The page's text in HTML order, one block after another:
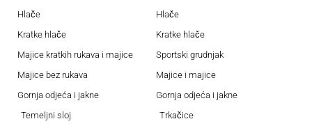
Hlače
Kratke hlače
Majice kratkih rukava i majice
Majice bez rukava
Gornja odjeća i jakne
Temeljni sloj
Hlače
Kratke hlače
Sportski grudnjak
Majice i majice
Gornja odjeća i jakne
Trkačice